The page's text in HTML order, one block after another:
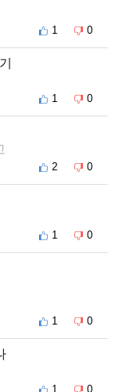
1 0
1 0
2 0
1 0
1 0
1 0